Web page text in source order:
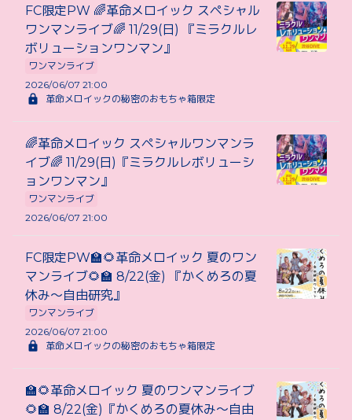
FC限定PW 🌈革命メロイック スペシャル
ワンマンライブ🌈 11/29(日) 『ミラクルレ
ボリューションワンマン』
ワンマンライブ
2026/06/07 21:00
革命メロイックの秘密のおもちゃ箱限定
🌈革命メロイック スペシャルワンマンラ
イブ🌈 11/29(日)『ミラクルレボリューシ
ョンワンマン』
ワンマンライブ
2026/06/07 21:00
FC限定PW🏫🌻革命メロイック 夏のワン
マンライブ🌻🏫 8/22(金) 『かくめろの夏
休み〜自由研究』
ワンマンライブ
2026/06/07 21:00
革命メロイックの秘密のおもちゃ箱限定
🏫🌻革命メロイック 夏のワンマンライブ
🌻🏫 8/22(金)『かくめろの夏休み〜自由